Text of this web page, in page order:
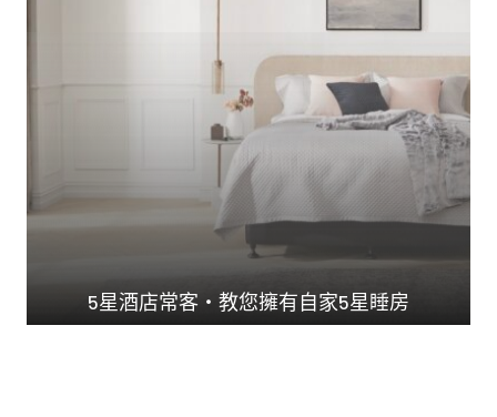
5星酒店常客・教您擁有自家5星睡房